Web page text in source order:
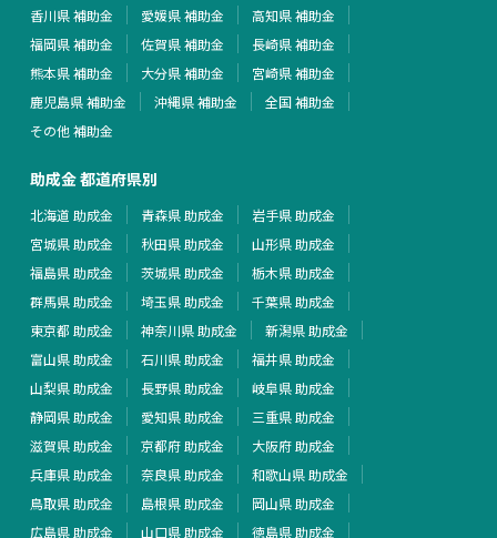
香川県 補助金
愛媛県 補助金
高知県 補助金
福岡県 補助金
佐賀県 補助金
長崎県 補助金
熊本県 補助金
大分県 補助金
宮崎県 補助金
鹿児島県 補助金
沖縄県 補助金
全国 補助金
その他 補助金
助成金 都道府県別
北海道 助成金 青森県 助成金
岩手県 助成金
宮城県 助成金
秋田県 助成金
山形県 助成金
福島県 助成金
茨城県 助成金
栃木県 助成金
群馬県 助成金
埼玉県 助成金
千葉県 助成金
東京都 助成金
神奈川県 助成金
新潟県 助成金
富山県 助成金
石川県 助成金
福井県 助成金
山梨県 助成金
長野県 助成金
岐阜県 助成金
静岡県 助成金
愛知県 助成金
三重県 助成金
滋賀県 助成金
京都府 助成金
大阪府 助成金
兵庫県 助成金
奈良県 助成金
和歌山県 助成金
鳥取県 助成金
島根県 助成金
岡山県 助成金
広島県 助成金
山口県 助成金
徳島県 助成金